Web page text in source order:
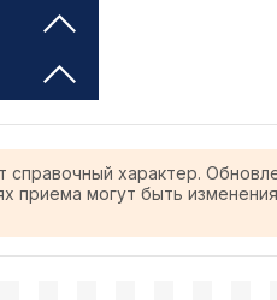
характер.
приема могут быть